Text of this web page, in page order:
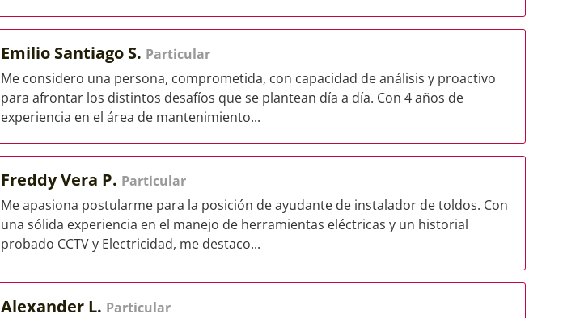
Emilio Santiago S. Particular
Me considero una persona, comprometida, con capacidad de análisis y proactivo
para afrontar los distintos desafíos que se plantean día a día. Con 4 años de
experiencia en el área de mantenimiento...
Freddy Vera P. Particular
Me apasiona postularme para la posición de ayudante de instalador de toldos. Con
una sólida experiencia en el manejo de herramientas eléctricas y un historial
probado CCTV y Electricidad, me destaco...
Alexander L. Particular